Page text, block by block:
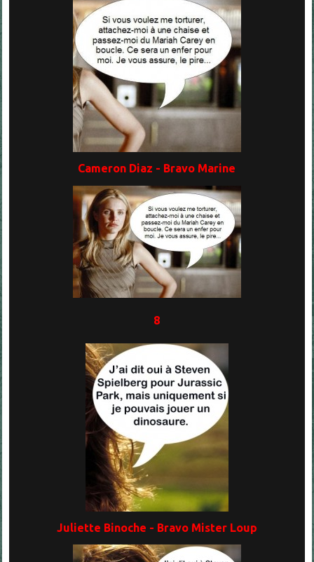
Cameron Diaz - Bravo Marine
8
Juliette Binoche - Bravo Mister Loup